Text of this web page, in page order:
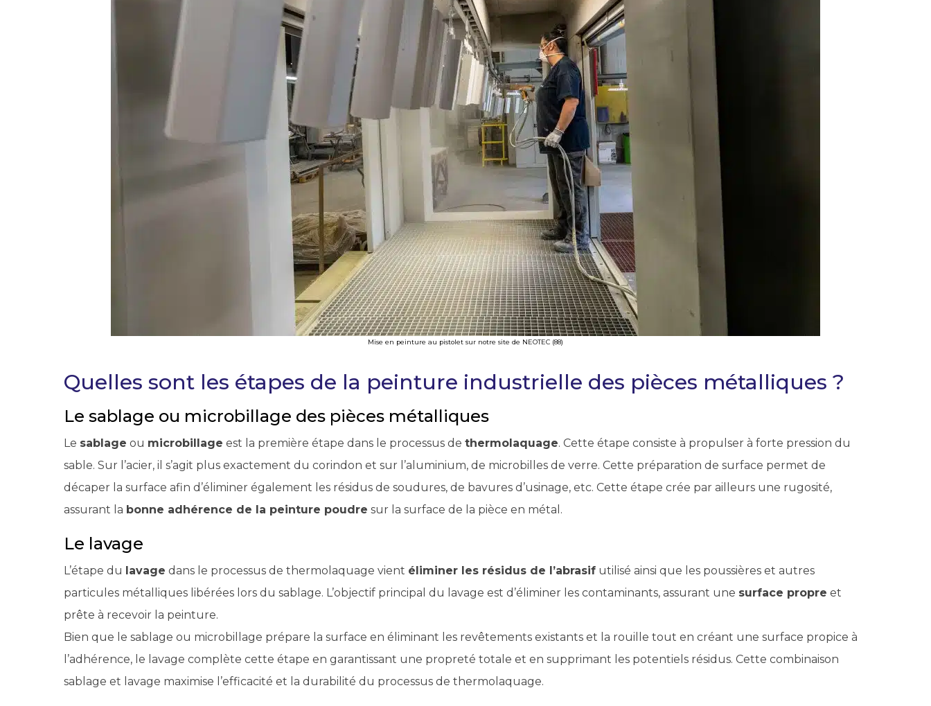
Mise en peinture au pistolet sur notre site de NEOTEC (88)
Quelles sont les étapes de la peinture industrielle des pièces métalliques ?
Le sablage ou microbillage des pièces métalliques
Le sablage ou microbillage est la première étape dans le processus de thermolaquage. Cette étape consiste à propulser à forte pression du
sable. Sur l’acier, il s’agit plus exactement du corindon et sur l’aluminium, de microbilles de verre. Cette préparation de surface permet de
décaper la surface afin d’éliminer également les résidus de soudures, de bavures d’usinage, etc. Cette étape crée par ailleurs une rugosité,
assurant la bonne adhérence de la peinture poudre sur la surface de la pièce en métal.
Le lavage
L’étape du lavage dans le processus de thermolaquage vient éliminer les résidus de l’abrasif utilisé ainsi que les poussières et autres
particules métalliques libérées lors du sablage. L’objectif principal du lavage est d’éliminer les contaminants, assurant une surface propre et
prête à recevoir la peinture.
Bien que le sablage ou microbillage prépare la surface en éliminant les revêtements existants et la rouille tout en créant une surface propice à
l’adhérence, le lavage complète cette étape en garantissant une propreté totale et en supprimant les potentiels résidus. Cette combinaison
sablage et lavage maximise l’efficacité et la durabilité du processus de thermolaquage.